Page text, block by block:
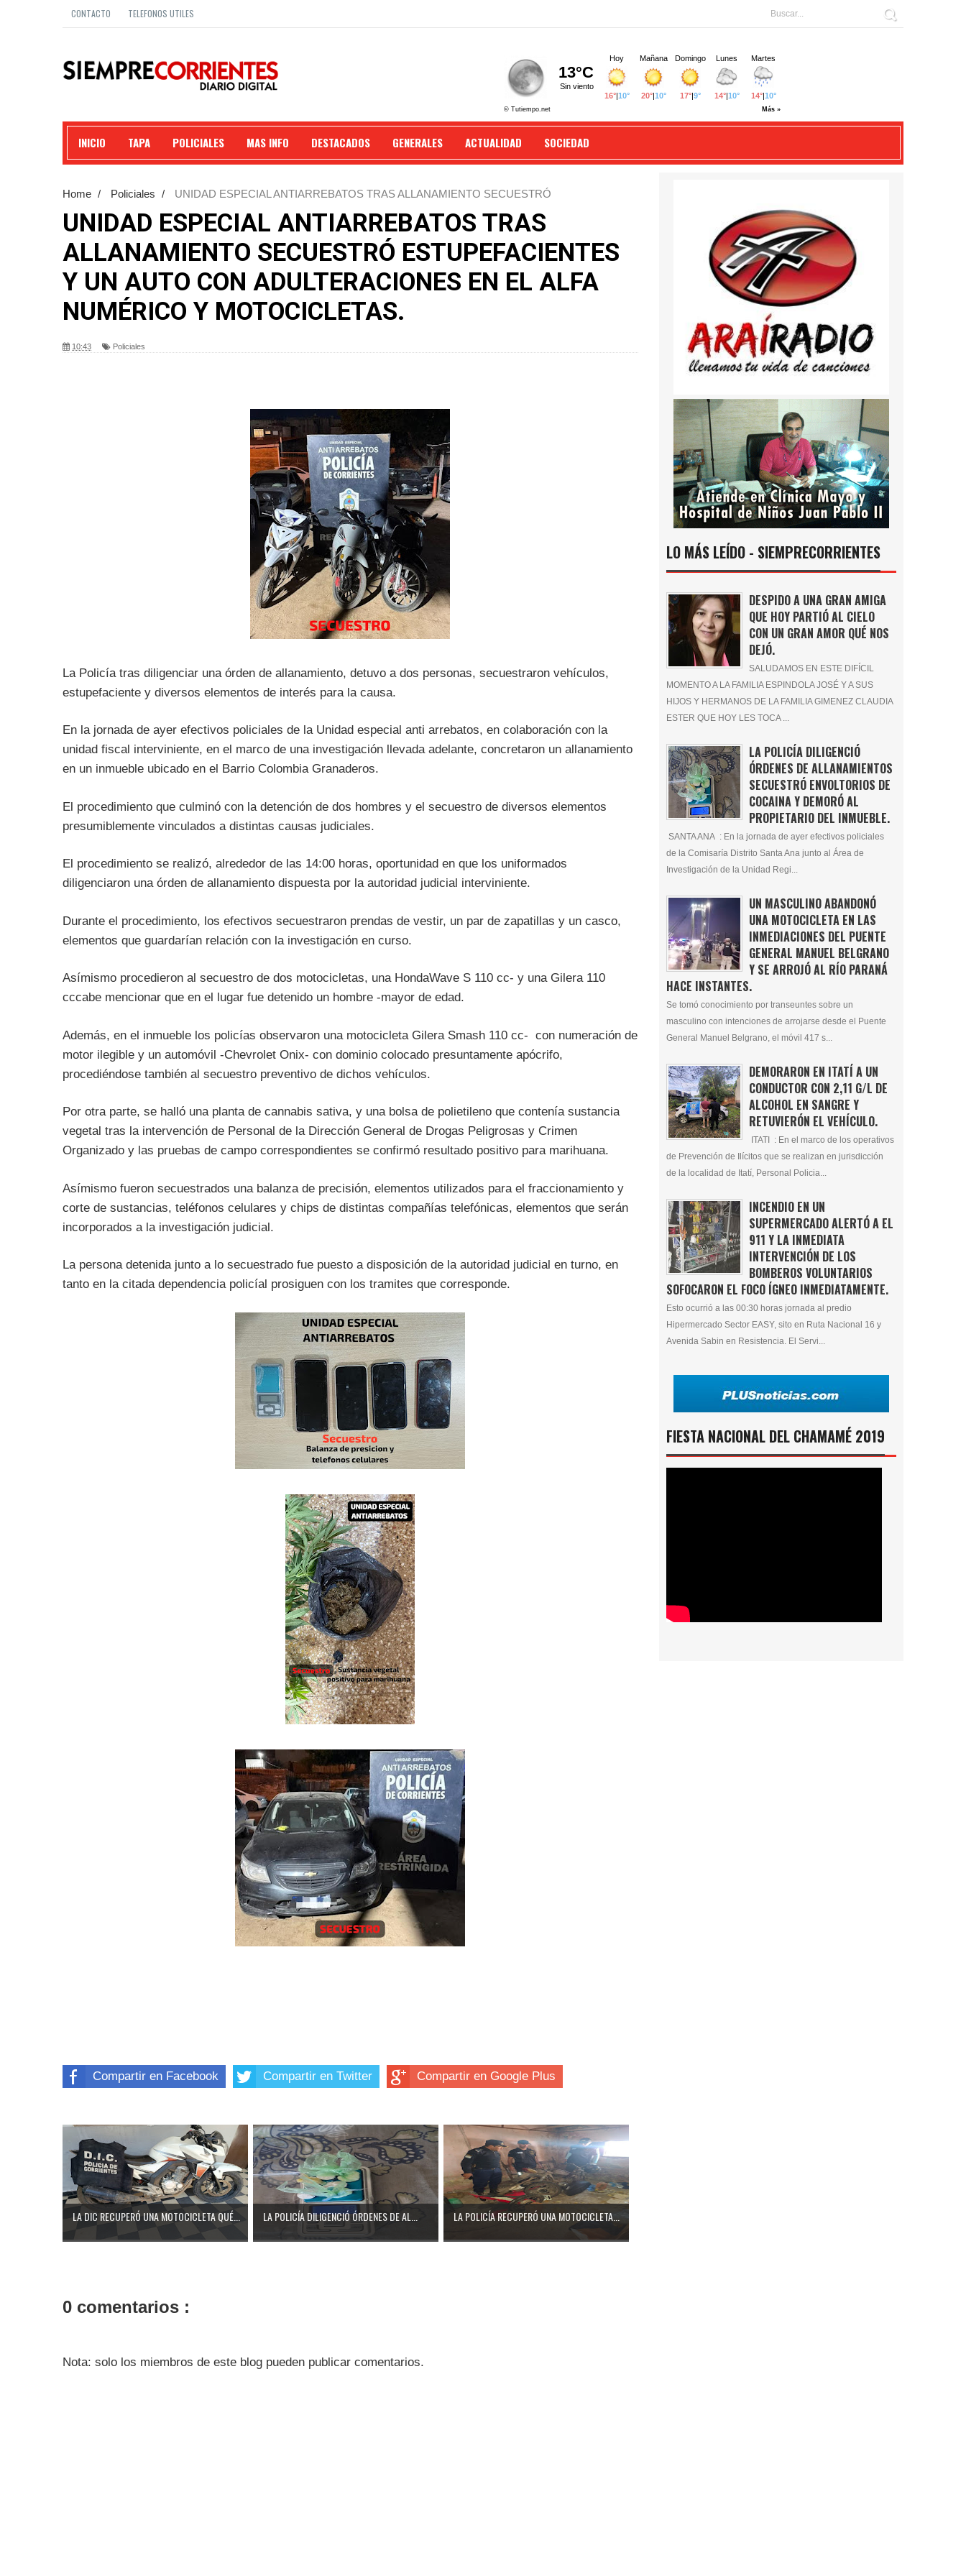
CONTACTO TELEFONOS UTILES
INICIO TAPA POLICIALES MAS INFO DESTACADOS GENERALES ACTUALIDAD SOCIEDAD
Home / Policiales /
UNIDAD ESPECIAL ANTIARREBATOS TRAS ALLANAMIENTO SECUESTRÓ
UNIDAD ESPECIAL ANTIARREBATOS TRAS
ALLANAMIENTO SECUESTRÓ ESTUPEFACIENTES
Y UN AUTO CON ADULTERACIONES EN EL ALFA
NUMÉRICO Y MOTOCICLETAS.
10:43 Policiales
La Policía tras diligenciar una órden de allanamiento, detuvo a dos personas, secuestraron vehículos,
estupefaciente y diversos elementos de interés para la causa.
En la jornada de ayer efectivos policiales de la Unidad especial anti arrebatos, en colaboración con la
unidad fiscal interviniente, en el marco de una investigación llevada adelante, concretaron un allanamiento
en un inmueble ubicado en el Barrio Colombia Granaderos.
El procedimiento que culminó con la detención de dos hombres y el secuestro de diversos elementos
presumiblemente vinculados a distintas causas judiciales.
El procedimiento se realizó, alrededor de las 14:00 horas, oportunidad en que los uniformados
diligenciaron una órden de allanamiento dispuesta por la autoridad judicial interviniente.
Durante el procedimiento, los efectivos secuestraron prendas de vestir, un par de zapatillas y un casco,
elementos que guardarían relación con la investigación en curso.
Asímismo procedieron al secuestro de dos motocicletas, una HondaWave S 110 cc- y una Gilera 110
cccabe mencionar que en el lugar fue detenido un hombre -mayor de edad.
Además, en el inmueble los policías observaron una motocicleta Gilera Smash 110 cc- con numeración de
motor ilegible y un automóvil -Chevrolet Onix- con dominio colocado presuntamente apócrifo,
procediéndose también al secuestro preventivo de dichos vehículos.
Por otra parte, se halló una planta de cannabis sativa, y una bolsa de polietileno que contenía sustancia
vegetal tras la intervención de Personal de la Dirección General de Drogas Peligrosas y Crimen
Organizado y las pruebas de campo correspondientes se confirmó resultado positivo para marihuana.
Asímismo fueron secuestrados una balanza de precisión, elementos utilizados para el fraccionamiento y
corte de sustancias, teléfonos celulares y chips de distintas compañías telefónicas, elementos que serán
incorporados a la investigación judicial.
La persona detenida junto a lo secuestrado fue puesto a disposición de la autoridad judicial en turno, en
tanto en la citada dependencia policíal prosiguen con los tramites que corresponde.
Compartir en Facebook Compartir en Twitter Compartir en Google Plus
LA DIC RECUPERÓ UNA MOTOCICLETA QUÉ... LA POLICÍA DILIGENCIÓ ÓRDENES DE AL... LA POLICÍA RECUPERÓ UNA MOTOCICLETA...
0 comentarios :
Nota: solo los miembros de este blog pueden publicar comentarios.
LO MÁS LEÍDO - SIEMPRECORRIENTES
DESPIDO A UNA GRAN AMIGA
QUE HOY PARTIÓ AL CIELO
CON UN GRAN AMOR QUÉ NOS
DEJÓ.
SALUDAMOS EN ESTE DIFÍCIL
MOMENTO A LA FAMILIA ESPINDOLA JOSÉ Y A SUS
HIJOS Y HERMANOS DE LA FAMILIA GIMENEZ CLAUDIA
ESTER QUE HOY LES TOCA ...
LA POLICÍA DILIGENCIÓ
ÓRDENES DE ALLANAMIENTOS
SECUESTRÓ ENVOLTORIOS DE
COCAINA Y DEMORÓ AL
PROPIETARIO DEL INMUEBLE.
SANTA ANA : En la jornada de ayer efectivos policiales
de la Comisaría Distrito Santa Ana junto al Área de
Investigación de la Unidad Regi...
UN MASCULINO ABANDONÓ
UNA MOTOCICLETA EN LAS
INMEDIACIONES DEL PUENTE
GENERAL MANUEL BELGRANO
Y SE ARROJÓ AL RÍO PARANÁ
HACE INSTANTES.
Se tomó conocimiento por transeuntes sobre un
masculino con intenciones de arrojarse desde el Puente
General Manuel Belgrano, el móvil 417 s...
DEMORARON EN ITATÍ A UN
CONDUCTOR CON 2,11 G/L DE
ALCOHOL EN SANGRE Y
RETUVIERÓN EL VEHÍCULO.
ITATI : En el marco de los operativos
de Prevención de Ilícitos que se realizan en jurisdicción
de la localidad de Itatí, Personal Policia...
INCENDIO EN UN
SUPERMERCADO ALERTÓ A EL
911 Y LA INMEDIATA
INTERVENCIÓN DE LOS
BOMBEROS VOLUNTARIOS
SOFOCARON EL FOCO ÍGNEO INMEDIATAMENTE.
Esto ocurrió a las 00:30 horas jornada al predio
Hipermercado Sector EASY, sito en Ruta Nacional 16 y
Avenida Sabin en Resistencia. El Servi...
FIESTA NACIONAL DEL CHAMAMÉ 2019